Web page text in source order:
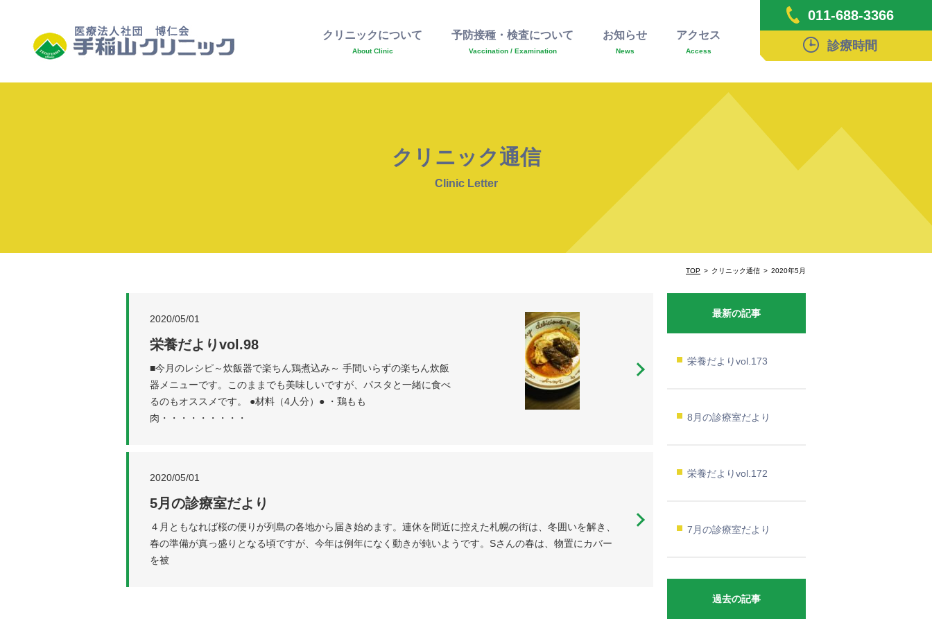
クリニックについて
About Clinic
予防接種・検査について
Vaccination / Examination
お知らせ
News
アクセス
Access
011-688-3366
診療時間
クリニック通信
Clinic Letter
TOP クリニック通信 2020年5月
2020/05/01
栄養だよりvol.98
■今月のレシピ～炊飯器で楽ちん鶏煮込み～ 手間いらずの楽ちん炊飯
器メニューです。このままでも美味しいですが、パスタと一緒に食べ
るのもオススメです。 ●材料（4人分）● ・鶏もも
肉・・・・・・・・・
2020/05/01
5月の診療室だより
４月ともなれば桜の便りが列島の各地から届き始めます。連休を間近に控えた札幌の街は、冬囲いを解き、
春の準備が真っ盛りとなる頃ですが、今年は例年になく動きが鈍いようです。Sさんの春は、物置にカバー
を被
最新の記事
栄養だよりvol.173
8月の診療室だより
栄養だよりvol.172
7月の診療室だより
過去の記事